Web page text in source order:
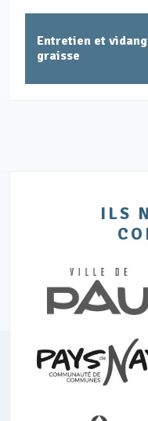
Entretien et
graisse
ILS